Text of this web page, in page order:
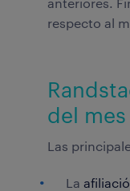
respecto al
del
Las
La